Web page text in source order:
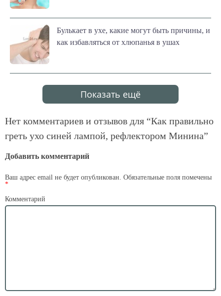
Булькает в ухе, какие могут быть причины, и
как избавляться от хлюпанья в ушах
Показать ещё
Нет комментариев и отзывов для “Как правильно
греть ухо синей лампой, рефлектором Минина”
Добавить комментарий
Ваш адрес email не будет опубликован. Обязательные поля помечены
*
Комментарий